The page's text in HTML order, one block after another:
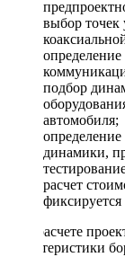
выбор точек
подбор
автомобиля;
определение
динамики,
расчет
фиксируется
При расчете
характеристики